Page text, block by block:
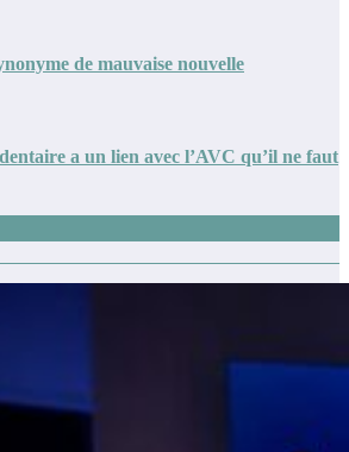
de mauvaise nouvelle
a un lien avec l’AVC qu’il ne faut